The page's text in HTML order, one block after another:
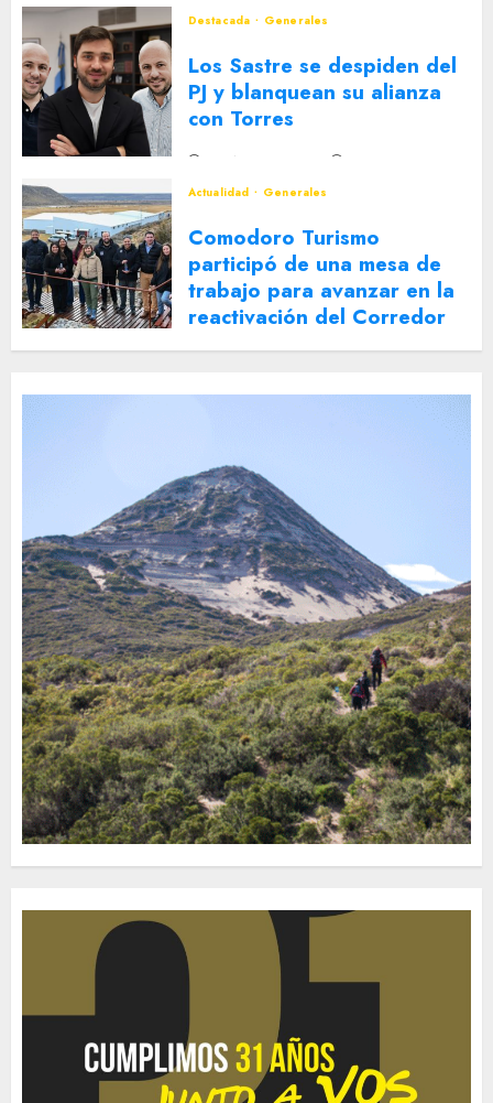
Destacada Generales
Los Sastre se despiden del
PJ y blanquean su alianza
con Torres
2 DE AGOSTO DE 2026
Actualidad
Generales
Comodoro Turismo
participó de una mesa de
trabajo para avanzar en la
reactivación del Corredor
Turístico Integrado